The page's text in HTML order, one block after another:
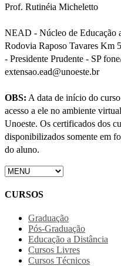
Prof. Rutinéia Micheletto
NEAD - Núcleo de Educação
Rodovia Raposo Tavares Km
- Presidente Prudente - SP
extensao.ead@unoeste.br
OBS: A data de início do
acesso a ele no ambiente
Unoeste. Os certificados dos
disponibilizados somente em
do aluno.
CURSOS
Graduação
Pós-Graduação
Educação a Distância
Cursos Livres
Cursos Técnicos